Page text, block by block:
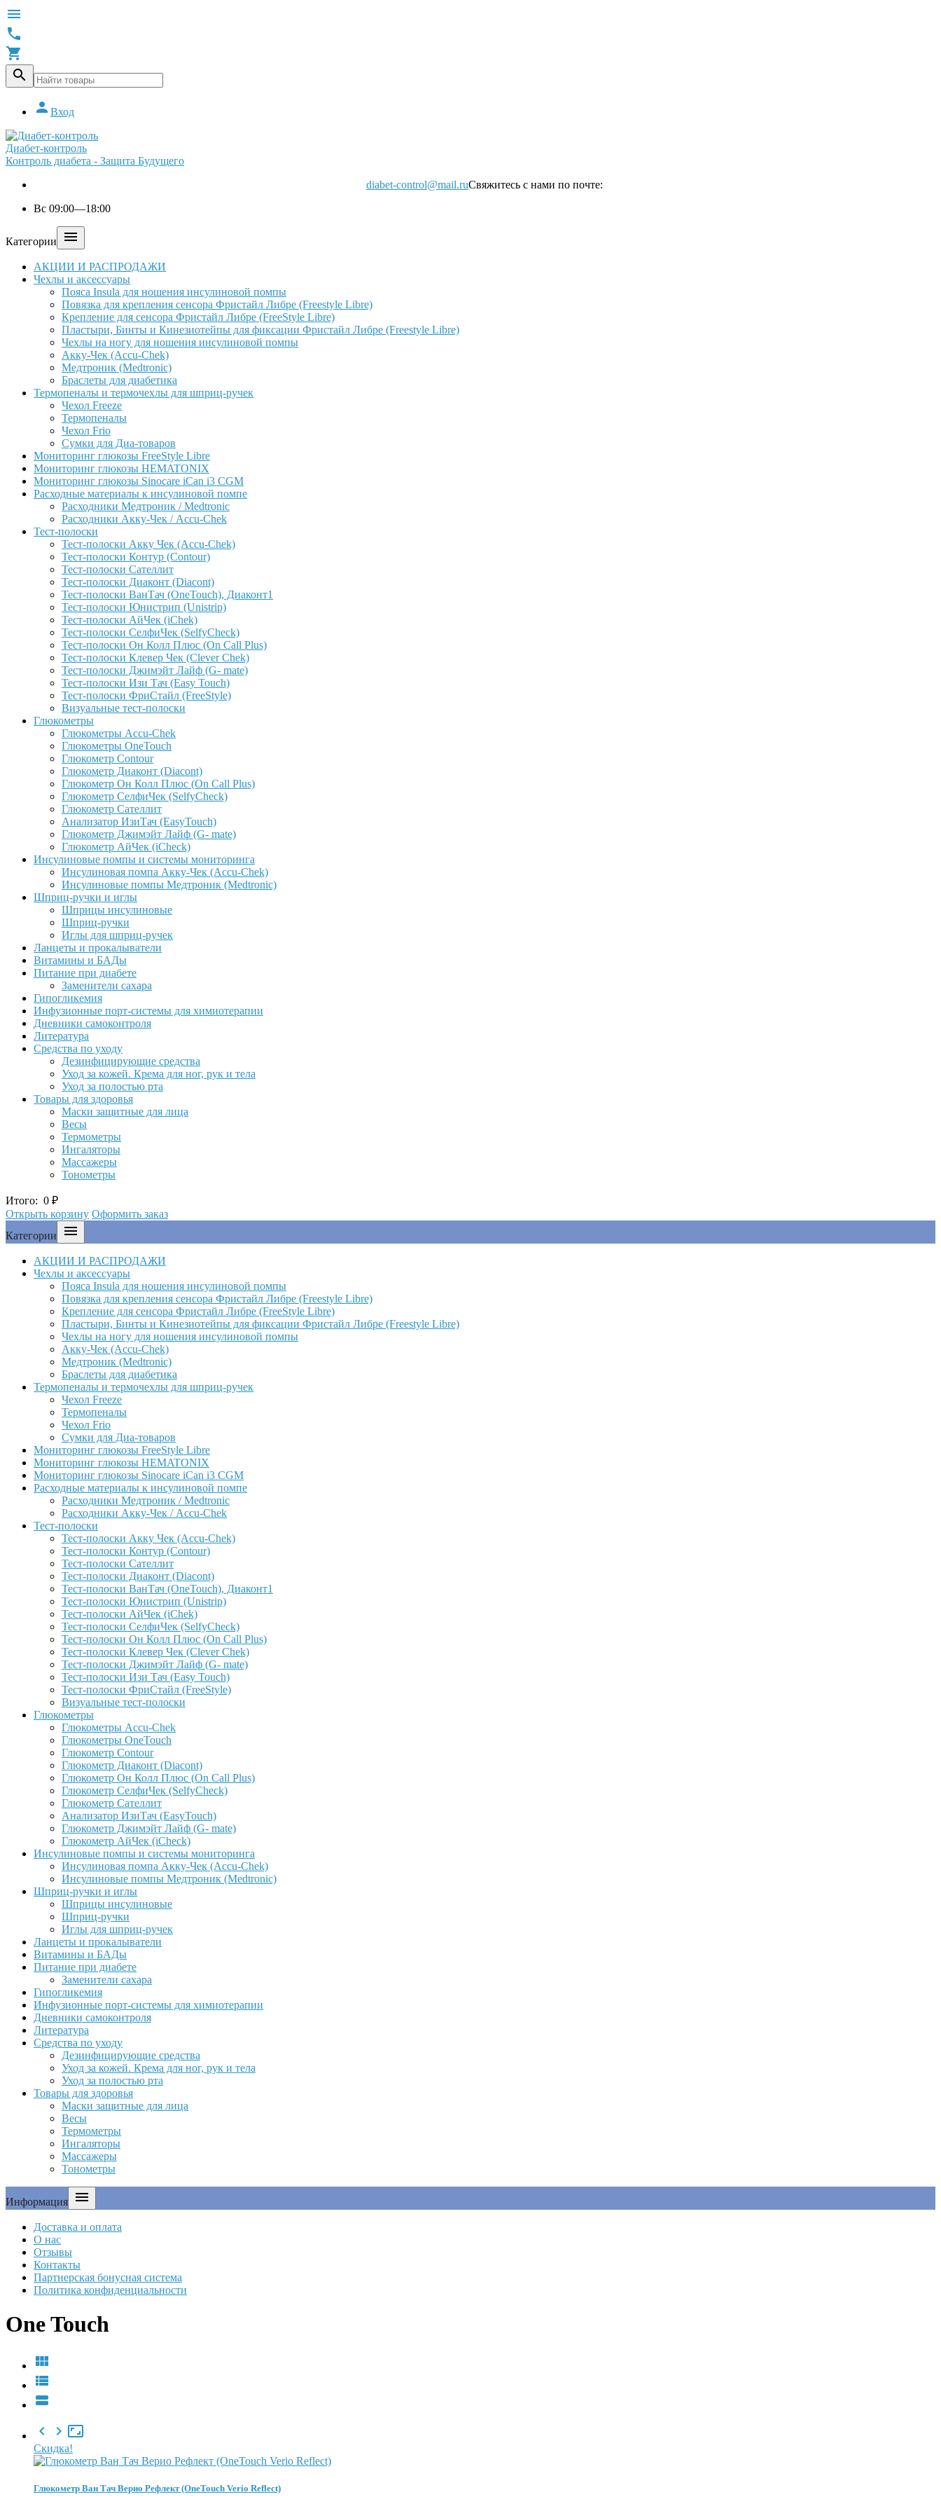




 Вход
Диабет-контроль
Контроль диабета - Защита Будущего
diabet-control@mail.ruСвяжитесь с нами по почте:
Вс 09:00—18:00
Категории 
АКЦИИ И РАСПРОДАЖИ
Чехлы и аксессуары
Пояса Insula для ношения инсулиновой помпы
Повязка для крепления сенсора Фристайл Либре (Freestyle Libre)
Крепление для сенсора Фристайл Либре (FreeStyle Libre)
Пластыри, Бинты и Кинезиотейпы для фиксации Фристайл Либре (Freestyle Libre)
Чехлы на ногу для ношения инсулиновой помпы
Акку-Чек (Accu-Chek)
Медтроник (Medtronic)
Браслеты для диабетика
Термопеналы и термочехлы для шприц-ручек
Чехол Freeze
Термопеналы
Чехол Frio
Сумки для Диа-товаров
Мониторинг глюкозы FreeStyle Libre
Мониторинг глюкозы HEMATONIX
Мониторинг глюкозы Sinocare iCan i3 CGM
Расходные материалы к инсулиновой помпе
Расходники Медтроник / Medtronic
Расходники Акку-Чек / Accu-Chek
Тест-полоски
Тест-полоски Акку Чек (Accu-Chek)
Тест-полоски Контур (Contour)
Тест-полоски Сателлит
Тест-полоски Диаконт (Diacont)
Тест-полоски ВанТач (OneTouch), Диаконт1
Тест-полоски Юнистрип (Unistrip)
Тест-полоски АйЧек (iChek)
Тест-полоски СелфиЧек (SelfyCheck)
Тест-полоски Он Колл Плюс (On Call Plus)
Тест-полоски Клевер Чек (Clever Chek)
Тест-полоски Джимэйт Лайф (G- mate)
Тест-полоски Изи Тач (Easy Touch)
Тест-полоски ФриCтайл (FreeStyle)
Визуальные тест-полоски
Глюкометры
Глюкометры Accu-Сhek
Глюкометры OneTouch
Глюкометр Contour
Глюкометр Диаконт (Diacont)
Глюкометр Он Колл Плюс (On Call Plus)
Глюкометр СелфиЧек (SelfyCheck)
Глюкометр Сателлит
Анализатор ИзиТач (EasyTouch)
Глюкометр Джимэйт Лайф (G- mate)
Глюкометр АйЧек (iCheck)
Инсулиновые помпы и системы мониторинга
Инсулиновая помпа Акку-Чек (Accu-Chek)
Инсулиновые помпы Медтроник (Medtronic)
Шприц-ручки и иглы
Шприцы инсулиновые
Шприц-ручки
Иглы для шприц-ручек
Ланцеты и прокалыватели
Витамины и БАДы
Питание при диабете
Заменители сахара
Гипогликемия
Инфузионные порт-системы для химиотерапии
Дневники самоконтроля
Литература
Средства по уходу
Дезинфицирующие средства
Уход за кожей. Крема для ног, рук и тела
Уход за полостью рта
Товары для здоровья
Маски защитные для лица
Весы
Термометры
Ингаляторы
Массажеры
Тонометры
Итого: 0 ₽
Открыть корзину Оформить заказ
Категории

АКЦИИ И РАСПРОДАЖИ
Чехлы и аксессуары
Пояса Insula для ношения инсулиновой помпы
Повязка для крепления сенсора Фристайл Либре (Freestyle Libre)
Крепление для сенсора Фристайл Либре (FreeStyle Libre)
Пластыри, Бинты и Кинезиотейпы для фиксации Фристайл Либре (Freestyle Libre)
Чехлы на ногу для ношения инсулиновой помпы
Акку-Чек (Accu-Chek)
Медтроник (Medtronic)
Браслеты для диабетика
Термопеналы и термочехлы для шприц-ручек
Чехол Freeze
Термопеналы
Чехол Frio
Сумки для Диа-товаров
Мониторинг глюкозы FreeStyle Libre
Мониторинг глюкозы HEMATONIX
Мониторинг глюкозы Sinocare iCan i3 CGM
Расходные материалы к инсулиновой помпе
Расходники Медтроник / Medtronic
Расходники Акку-Чек / Accu-Chek
Тест-полоски
Тест-полоски Акку Чек (Accu-Chek)
Тест-полоски Контур (Contour)
Тест-полоски Сателлит
Тест-полоски Диаконт (Diacont)
Тест-полоски ВанТач (OneTouch), Диаконт1
Тест-полоски Юнистрип (Unistrip)
Тест-полоски АйЧек (iChek)
Тест-полоски СелфиЧек (SelfyCheck)
Тест-полоски Он Колл Плюс (On Call Plus)
Тест-полоски Клевер Чек (Clever Chek)
Тест-полоски Джимэйт Лайф (G- mate)
Тест-полоски Изи Тач (Easy Touch)
Тест-полоски ФриCтайл (FreeStyle)
Визуальные тест-полоски
Глюкометры
Глюкометры Accu-Сhek
Глюкометры OneTouch
Глюкометр Contour
Глюкометр Диаконт (Diacont)
Глюкометр Он Колл Плюс (On Call Plus)
Глюкометр СелфиЧек (SelfyCheck)
Глюкометр Сателлит
Анализатор ИзиТач (EasyTouch)
Глюкометр Джимэйт Лайф (G- mate)
Глюкометр АйЧек (iCheck)
Инсулиновые помпы и системы мониторинга
Инсулиновая помпа Акку-Чек (Accu-Chek)
Инсулиновые помпы Медтроник (Medtronic)
Шприц-ручки и иглы
Шприцы инсулиновые
Шприц-ручки
Иглы для шприц-ручек
Ланцеты и прокалыватели
Витамины и БАДы
Питание при диабете
Заменители сахара
Гипогликемия
Инфузионные порт-системы для химиотерапии
Дневники самоконтроля
Литература
Средства по уходу
Дезинфицирующие средства
Уход за кожей. Крема для ног, рук и тела
Уход за полостью рта
Товары для здоровья
Маски защитные для лица
Весы
Термометры
Ингаляторы
Массажеры
Тонометры
Информация 
Доставка и оплата
О нас
Отзывы
Контакты
Партнерская бонусная система
Политика конфиденциальности
One Touch




 
Скидка!
Глюкометр Ван Тач Верио Рефлект (OneTouch Verio Reflect)